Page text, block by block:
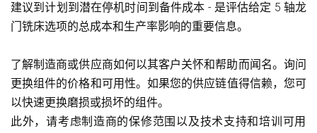
建议到计划到潜在停机时间到备件成本 - 是评估给定 5 轴龙
门铣床选项的总成本和生产率影响的重要信息。
了解制造商或供应商如何以其客户关怀和帮助而闻名。询问
更换组件的价格和可用性。如果您的供应链值得信赖，您可
以快速更换磨损或损坏的组件。
此外，请考虑制造商的保修范围以及技术支持和培训可用